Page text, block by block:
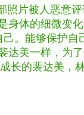
片被人恶意
身体的细微变
能够保护自
美一样，为
长的裴达美，